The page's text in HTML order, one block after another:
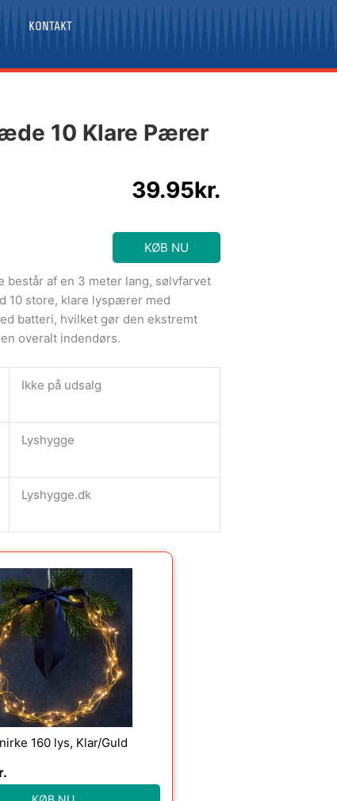
KONTAKT
10 Klare Pærer
39.95kr.
KØB NU
består af en 3 meter lang, sølvfarvet
10 store, klare lyspærer med
batteri, hvilket gør den ekstremt
overalt indendørs.
Ikke på udsalg
Lyshygge
Lyshygge.dk
160 lys, Klar/Guld